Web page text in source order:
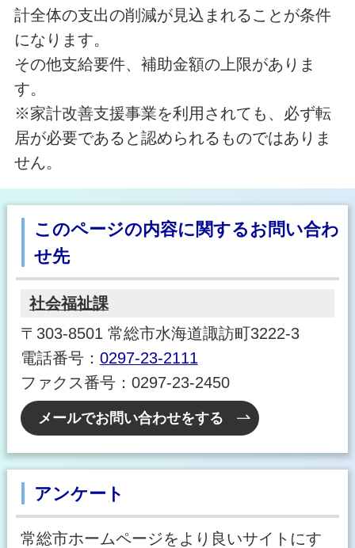
計全体の支出の削減が見込まれることが条件
になります。
その他支給要件、補助金額の上限がありま
す。
※家計改善支援事業を利用されても、必ず転
居が必要であると認められるものではありま
せん。
このページの内容に関するお問い合わ
せ先
社会福祉課
〒303-8501 常総市水海道諏訪町3222-3
電話番号： 0297-23-2111
ファクス番号：0297-23-2450
メールでお問い合わせをする
アンケート
常総市ホームページをより良いサイトにす